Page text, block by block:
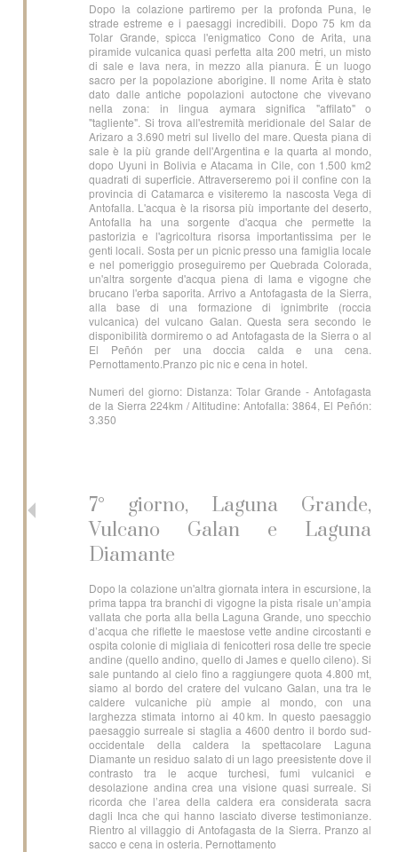
Dopo la colazione partiremo per la profonda Puna, le
strade estreme e i paesaggi incredibili. Dopo 75 km da
Tolar Grande, spicca l'enigmatico Cono de Arita, una
piramide vulcanica quasi perfetta alta 200 metri, un misto
di sale e lava nera, in mezzo alla pianura. È un luogo
sacro per la popolazione aborigine. Il nome Arita è stato
dato dalle antiche popolazioni autoctone che vivevano
nella zona: in lingua aymara significa "affilato" o
"tagliente". Si trova all'estremità meridionale del Salar de
Arizaro a 3.690 metri sul livello del mare. Questa piana di
sale è la più grande dell'Argentina e la quarta al mondo,
dopo Uyuni in Bolivia e Atacama in Cile, con 1.500 km2
quadrati di superficie. Attraverseremo poi il confine con la
provincia di Catamarca e visiteremo la nascosta Vega di
Antofalla. L'acqua è la risorsa più importante del deserto,
Antofalla ha una sorgente d'acqua che permette la
pastorizia e l'agricoltura risorsa importantissima per le
genti locali. Sosta per un picnic presso una famiglia locale
e nel pomeriggio proseguiremo per Quebrada Colorada,
un'altra sorgente d'acqua piena di lama e vigogne che
brucano l'erba saporita. Arrivo a Antofagasta de la Sierra,
alla base di una formazione di ignimbrite (roccia
vulcanica) del vulcano Galan. Questa sera secondo le
disponibilità dormiremo o ad Antofagasta de la Sierra o al
El Peñón per una doccia calda e una cena.
Pernottamento.Pranzo pic nic e cena in hotel.
Numeri del giorno: Distanza: Tolar Grande - Antofagasta
de la Sierra 224km / Altitudine: Antofalla: 3864, El Peñón:
3.350
7° giorno, Laguna Grande,
Vulcano Galan e Laguna
Diamante
Dopo la colazione un'altra giornata intera in escursione, la
prima tappa tra branchi di vigogne la pista risale un’ampia
vallata che porta alla bella Laguna Grande, uno specchio
d’acqua che riflette le maestose vette andine circostanti e
ospita colonie di migliaia di fenicotteri rosa delle tre specie
andine (quello andino, quello di James e quello cileno). Si
sale puntando al cielo fino a raggiungere quota 4.800 mt,
siamo al bordo del cratere del vulcano Galan, una tra le
caldere vulcaniche più ampie al mondo, con una
larghezza stimata intorno ai 40 km. In questo paesaggio
paesaggio surreale si staglia a 4600 dentro il bordo sud-
occidentale della caldera la spettacolare Laguna
Diamante un residuo salato di un lago preesistente dove il
contrasto tra le acque turchesi, fumi vulcanici e
desolazione andina crea una visione quasi surreale. Si
ricorda che l’area della caldera era considerata sacra
dagli Inca che qui hanno lasciato diverse testimonianze.
Rientro al villaggio di Antofagasta de la Sierra. Pranzo al
sacco e cena in osteria. Pernottamento